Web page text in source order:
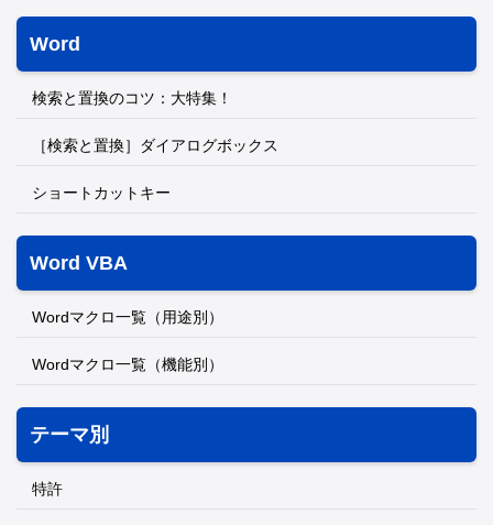
Word
検索と置換のコツ：大特集！
［検索と置換］ダイアログボックス
ショートカットキー
Word VBA
Wordマクロ一覧（用途別）
Wordマクロ一覧（機能別）
テーマ別
特許